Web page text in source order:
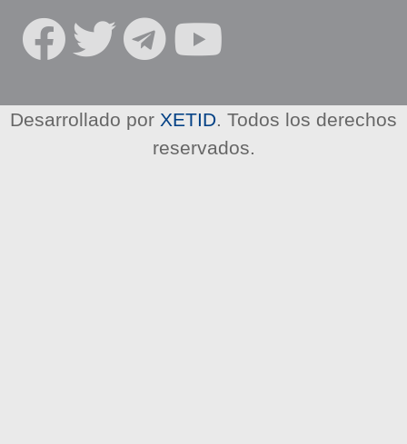
R
E
Desarrollado por XETID . Todos los derechos
reservados.